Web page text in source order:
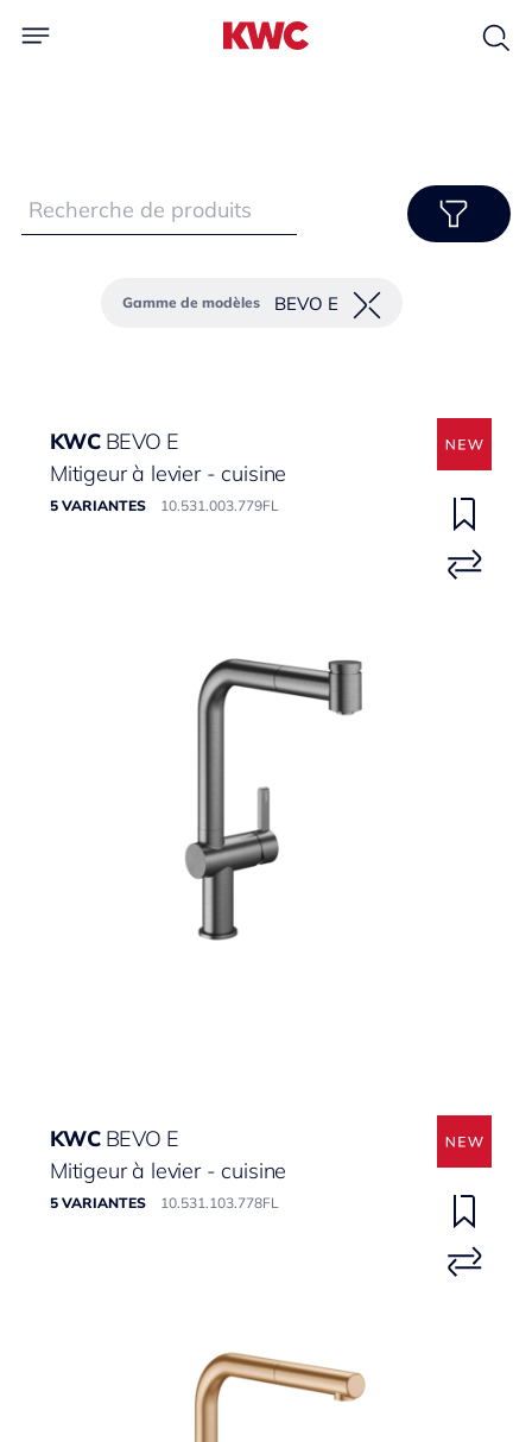
Gamme de modèles BEVO E
KWC BEVO E
Mitigeur à levier - cuisine
5 VARIANTES 10.531.003.779FL
KWC BEVO E
Mitigeur à levier - cuisine
5 VARIANTES 10.531.103.778FL